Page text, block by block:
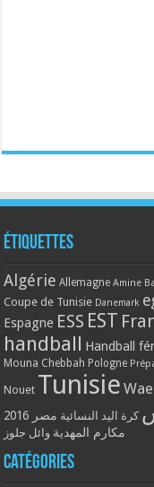
Étiquettes
Algérie Allemagne Amine
Coupe de Tunisie Danemark
Espagne ESS EST
handball Handball
Mouna Chebbah Pologne
Nouet Tunisie
كرة اليد النسائية مصر 2016
مكارم المهدية وائل جلوز
Catégories